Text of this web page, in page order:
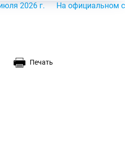
г. На официальном сайте
Печать